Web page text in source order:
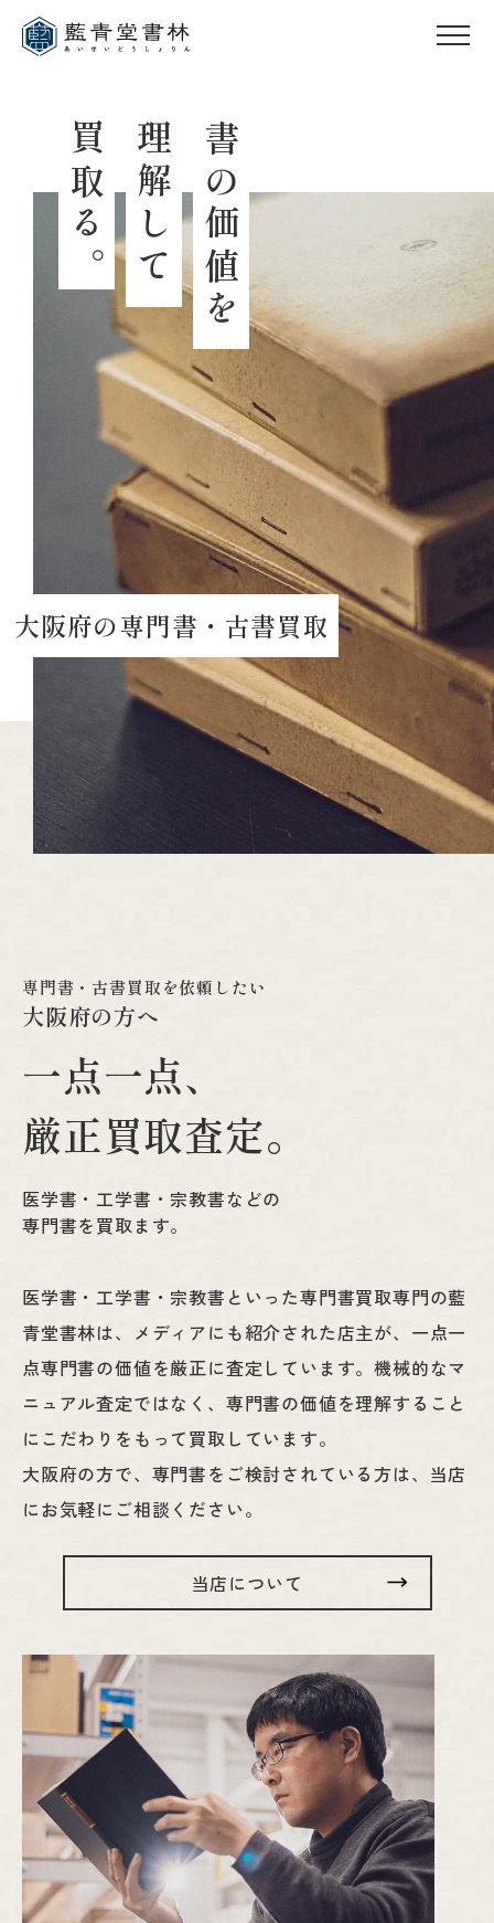
書
の
価
値
を
理
解
し
て
買
取
る
。
大阪府の専門書 ・ 古書買取
専門書 ・ 古書買取を依頼 したい
大阪府の方へ
一点一点、
厳正買取査定。
医学書・工学書・宗教書などの
専門書を買取ます。
医学書・工学書・宗教書といった専門書買取専門の藍
青堂書林は、メディアにも紹介された店主が、一点一
点専門書の価値を厳正に査定しています。機械的なマ
ニュアル査定ではなく、専門書の価値を理解すること
にこだわりをもって買取しています。
大阪府の方で、専門書をご検討されている方は、当店
にお気軽にご相談ください。
当店について